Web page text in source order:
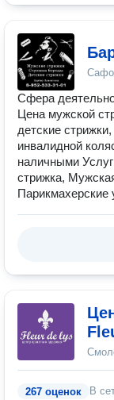
Сфера
Цена мужской
детские
инвалидной
наличными
стрижка,
Парикмахерские
267 оценок В